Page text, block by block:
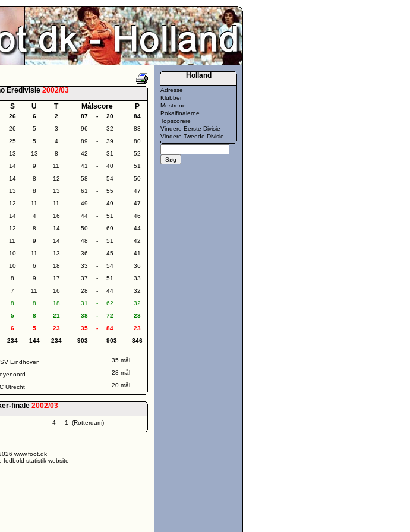
Eredivisie 2002/03
S U T Målscore P
26 6 2 87 - 20
84
26 5 3 96 - 32
83
25 5 4 89 - 39
80
13 13 8 42 - 31
52
14 9 11 41 - 40
51
14 8 12 58 - 54
50
13 8 13 61 - 55
47
12 11 11 49 - 49
47
14 4 16 44 - 51
46
12 8 14 50 - 69
44
11 9 14 48 - 51
42
10 11 13 36 - 45
41
10 6 18 33 - 54
36
8 9 17 37 - 51
33
7 11 16 28 - 44
32
8 8 18 31 - 62
32
5 8 21 38 - 72
23
6 5 23 35 - 84
23
234
144 234 903 - 903
846
Eindhoven
35 mål
28 mål
Utrecht 20 mål
finale 2002/03
4 - 1 (Rotterdam)
www.foot.dk
fodbold-statistik-website
Holland
Adresse
Klubber
Mestrene
Pokalfinalerne
Topscorere
Vindere Eerste Divisie
Vindere Tweede Divisie